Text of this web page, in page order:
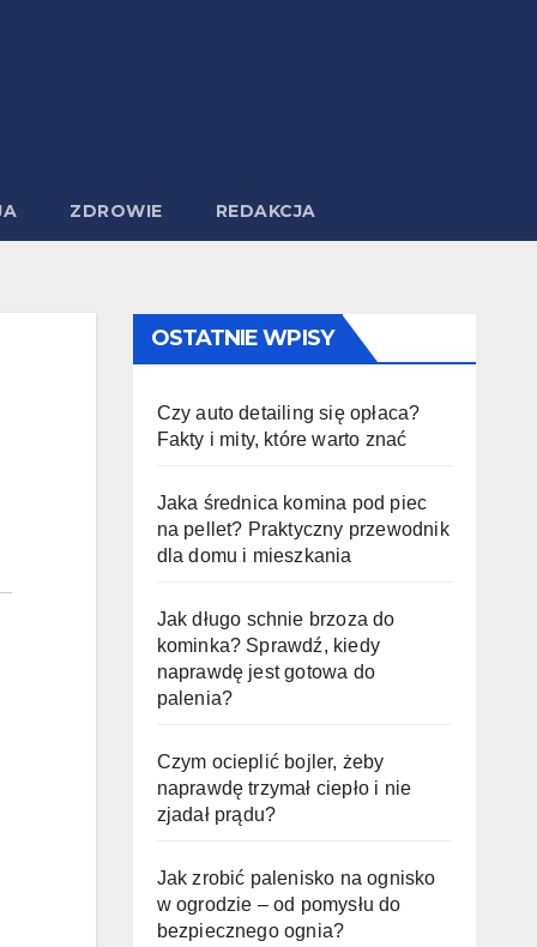
ZDROWIE REDAKCJA
OSTATNIE WPISY
Czy auto detailing się opłaca?
Fakty i mity, które warto znać
Jaka średnica komina pod piec
na pellet? Praktyczny przewodnik
dla domu i mieszkania
Jak długo schnie brzoza do
kominka? Sprawdź, kiedy
naprawdę jest gotowa do
palenia?
Czym ocieplić bojler, żeby
naprawdę trzymał ciepło i nie
zjadał prądu?
Jak zrobić palenisko na ognisko
w ogrodzie – od pomysłu do
bezpiecznego ognia?